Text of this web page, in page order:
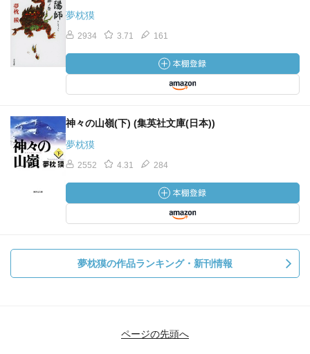
夢枕獏
2934 3.71 161
神々の山嶺(下) (集英社文庫(日本))
夢枕獏
2552 4.31 284
夢枕獏の作品ランキング・新刊情報
ページの先頭へ